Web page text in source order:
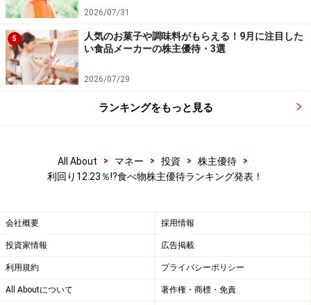
2026/07/31
5
人気のお菓子や調味料がもらえる！9月に注目した
い食品メーカーの株主優待・3選
2026/07/29
ランキングをもっと見る
All About > マネー > 投資 > 株主優待
>
利回り12.23％!?食べ物株主優待ランキング発表！
会社概要 採用情報
投資家情報 広告掲載
利用規約 プライバシーポリシー
All Aboutについて 著作権・商標・免責